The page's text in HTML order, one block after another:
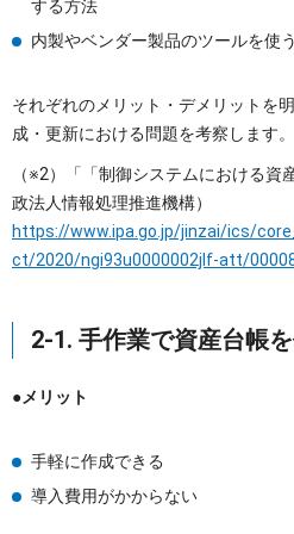
する方法
内製やベンダー製品のツールを使
それぞれのメリット・デメリットを
成・更新における問題を考察します。
（※2）「「制御システムにおける
政法人情報処理推進機構）
https://www.ipa.go.jp/jinzai/ics/
ct/2020/ngi93u0000002jlf-att/
2-1. 手作業で資産台帳
●メリット
手軽に作成できる
導入費用がかからない